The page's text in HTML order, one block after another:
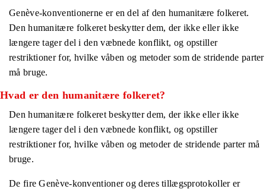
Genève-konventionerne er en del af den humanitære folkeret.
Den humanitære folkeret beskytter dem, der ikke eller ikke
længere tager del i den væbnede konflikt, og opstiller
restriktioner for, hvilke våben og metoder som de stridende parter
må bruge.
Hvad er den humanitære folkeret?
Den humanitære folkeret beskytter dem, der ikke eller ikke
længere tager del i den væbnede konflikt, og opstiller
restriktioner for, hvilke våben og metoder de stridende parter må
bruge.
De fire Genève-konventioner og deres tillægsprotokoller er